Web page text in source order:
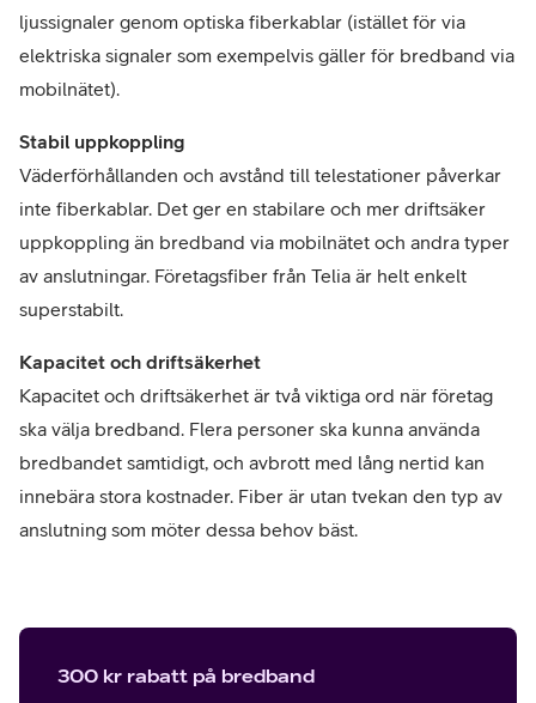
ljussignaler genom optiska fiberkablar (istället för via
elektriska signaler som exempelvis gäller för bredband via
mobilnätet).
Stabil uppkoppling
Väderförhållanden och avstånd till telestationer påverkar
inte fiberkablar. Det ger en stabilare och mer driftsäker
uppkoppling än bredband via mobilnätet och andra typer
av anslutningar. Företagsfiber från Telia är helt enkelt
superstabilt.
Kapacitet och driftsäkerhet
Kapacitet och driftsäkerhet är två viktiga ord när företag
ska välja bredband. Flera personer ska kunna använda
bredbandet samtidigt, och avbrott med lång nertid kan
innebära stora kostnader. Fiber är utan tvekan den typ av
anslutning som möter dessa behov bäst.
300 kr rabatt på bredband